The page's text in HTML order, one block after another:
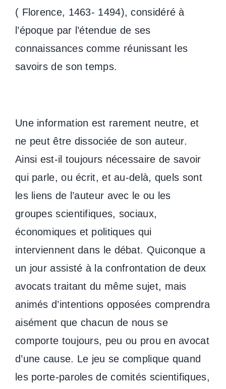
( Florence, 1463- 1494), considéré à
l’époque par l’étendue de ses
connaissances comme réunissant les
savoirs de son temps.
Une information est rarement neutre, et
ne peut être dissociée de son auteur.
Ainsi est-il toujours nécessaire de savoir
qui parle, ou écrit, et au-delà, quels sont
les liens de l’auteur avec le ou les
groupes scientifiques, sociaux,
économiques et politiques qui
interviennent dans le débat. Quiconque a
un jour assisté à la confrontation de deux
avocats traitant du même sujet, mais
animés d’intentions opposées comprendra
aisément que chacun de nous se
comporte toujours, peu ou prou en avocat
d’une cause. Le jeu se complique quand
les porte-paroles de comités scientifiques,